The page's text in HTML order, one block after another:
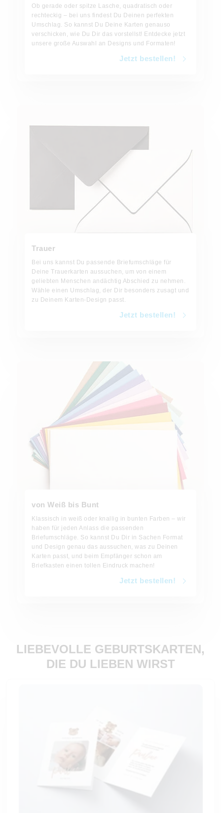
Ob gerade oder spitze Lasche, quadratisch oder
rechteckig – bei uns findest Du Deinen perfekten
Umschlag. So kannst Du Deine Karten genauso
verschicken, wie Du Dir das vorstellst! Entdecke jetzt
unsere große Auswahl an Designs und Formaten!
Jetzt bestellen!
Trauer
Bei uns kannst Du passende Briefumschläge für
Deine Trauerkarten aussuchen, um von einem
geliebten Menschen andächtig Abschied zu nehmen.
Wähle einen Umschlag, der Dir besonders zusagt und
zu Deinem Karten-Design passt.
Jetzt bestellen!
von Weiß bis Bunt
Klassisch in weiß oder knallig in bunten Farben – wir
haben für jeden Anlass die passenden
Briefumschläge. So kannst Du Dir in Sachen Format
und Design genau das aussuchen, was zu Deinen
Karten passt, und beim Empfänger schon am
Briefkasten einen tollen Eindruck machen!
Jetzt bestellen!
LIEBEVOLLE GEBURTSKARTEN,
DIE DU LIEBEN WIRST